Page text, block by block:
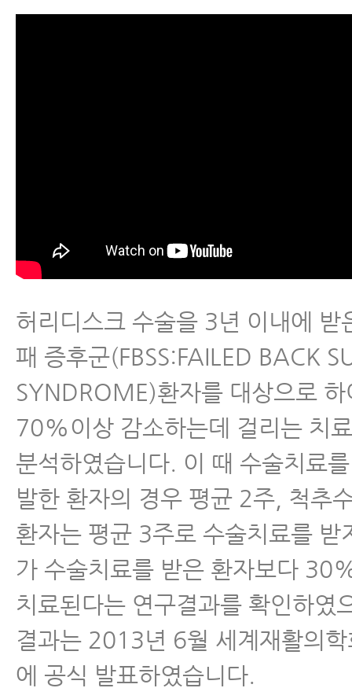
허리디스크 수술을 3년 이내에 받
패 증후군(FBSS:FAILED BACK
SYNDROME)환자를 대상으로 하
70%이상 감소하는데 걸리는 치
분석하였습니다. 이 때 수술치료
발한 환자의 경우 평균 2주, 척추
환자는 평균 3주로 수술치료를 받
가 수술치료를 받은 환자보다
치료된다는 연구결과를 확인하였
결과는 2013년 6월 세계재활의
에 공식 발표하였습니다.